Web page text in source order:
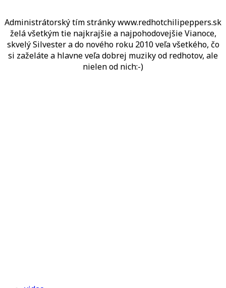
SILVESTER
Administrátorský tím stránky www.redhotchilipeppers.sk
želá všetkým tie najkrajšie a najpohodovejšie Vianoce,
skvelý Silvester a do nového roku 2010 veľa všetkého, čo
si zaželáte a hlavne veľa dobrej muziky od redhotov, ale
nielen od nich:-)